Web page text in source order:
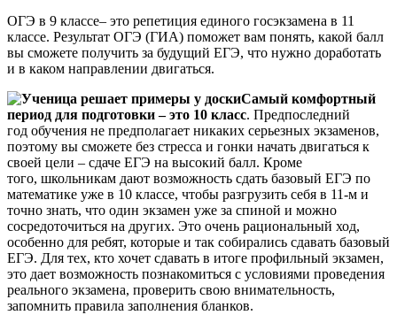
ОГЭ в 9 классе– это репетиция единого госэкзамена в 11
классе. Результат ОГЭ (ГИА) поможет вам понять, какой балл
вы сможете получить за будущий ЕГЭ, что нужно доработать
и в каком направлении двигаться.
Самый комфортный
период для подготовки – это 10 класс. Предпоследний
год обучения не предполагает никаких серьезных экзаменов,
поэтому вы сможете без стресса и гонки начать двигаться к
своей цели – сдаче ЕГЭ на высокий балл. Кроме
того, школьникам дают возможность сдать базовый ЕГЭ по
математике уже в 10 классе, чтобы разгрузить себя в 11-м и
точно знать, что один экзамен уже за спиной и можно
сосредоточиться на других. Это очень рациональный ход,
особенно для ребят, которые и так собирались сдавать базовый
ЕГЭ. Для тех, кто хочет сдавать в итоге профильный экзамен,
это дает возможность познакомиться с условиями проведения
реального экзамена, проверить свою внимательность,
запомнить правила заполнения бланков.